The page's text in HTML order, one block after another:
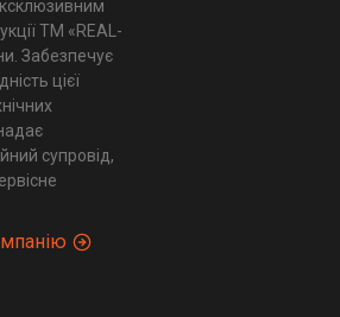
ТМ «REAL-
Забезпечує
цієї
супровід,